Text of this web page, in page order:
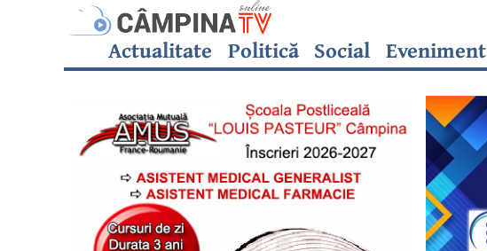
Actualitate Politică Social Eveniment